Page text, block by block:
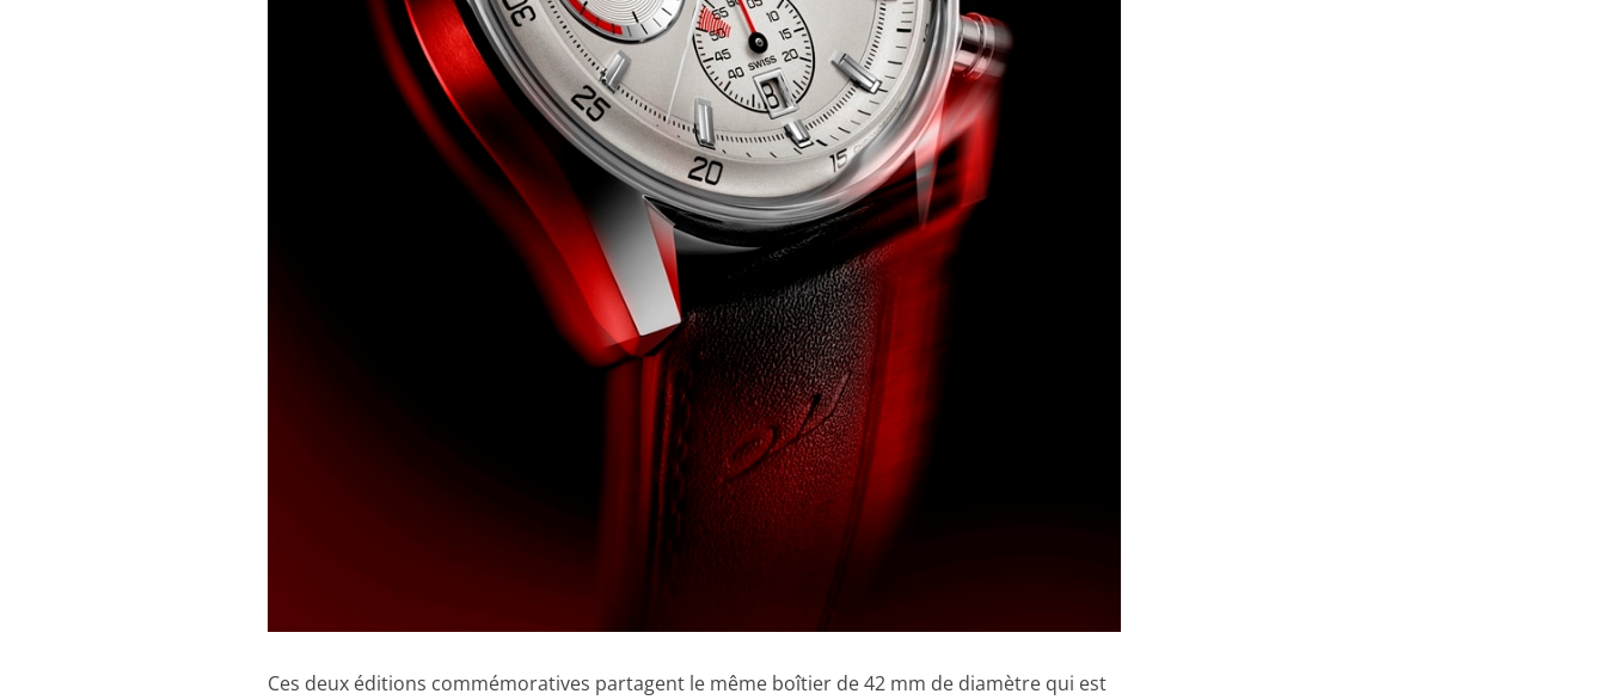
Ces deux éditions commémoratives partagent le même boîtier de 42 mm de diamètre qui est